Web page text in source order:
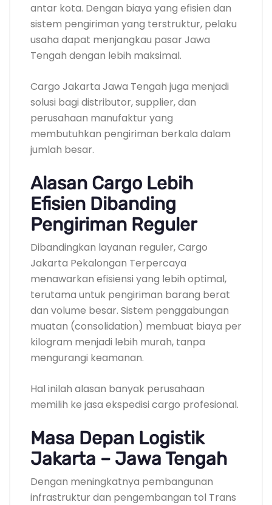
antar kota. Dengan biaya yang efisien dan
sistem pengiriman yang terstruktur, pelaku
usaha dapat menjangkau pasar Jawa
Tengah dengan lebih maksimal.
Cargo Jakarta Jawa Tengah juga menjadi
solusi bagi distributor, supplier, dan
perusahaan manufaktur yang
membutuhkan pengiriman berkala dalam
jumlah besar.
Alasan Cargo Lebih
Efisien Dibanding
Pengiriman Reguler
Dibandingkan layanan reguler, Cargo
Jakarta Pekalongan Terpercaya
menawarkan efisiensi yang lebih optimal,
terutama untuk pengiriman barang berat
dan volume besar. Sistem penggabungan
muatan (consolidation) membuat biaya per
kilogram menjadi lebih murah, tanpa
mengurangi keamanan.
Hal inilah alasan banyak perusahaan
memilih ke jasa ekspedisi cargo profesional.
Masa Depan Logistik
Jakarta – Jawa Tengah
Dengan meningkatnya pembangunan
infrastruktur dan pengembangan tol Trans